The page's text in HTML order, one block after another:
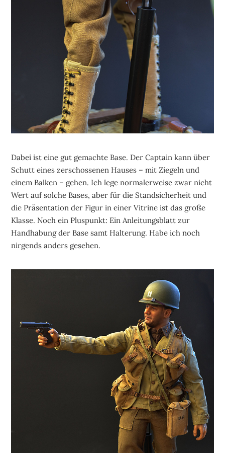
Dabei ist eine gut gemachte Base. Der Captain kann über
Schutt eines zerschossenen Hauses – mit Ziegeln und
einem Balken – gehen. Ich lege normalerweise zwar nicht
Wert auf solche Bases, aber für die Standsicherheit und
die Präsentation der Figur in einer Vitrine ist das große
Klasse. Noch ein Pluspunkt: Ein Anleitungsblatt zur
Handhabung der Base samt Halterung. Habe ich noch
nirgends anders gesehen.